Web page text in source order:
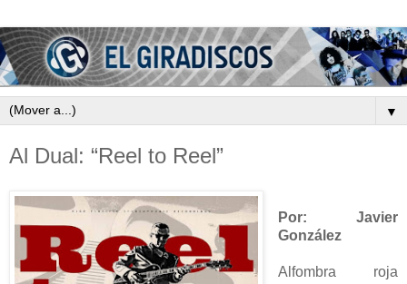
▼
Al Dual: “Reel to Reel”
Por: Javier
González
Alfombra roja